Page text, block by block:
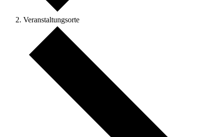
Veranstaltungsorte